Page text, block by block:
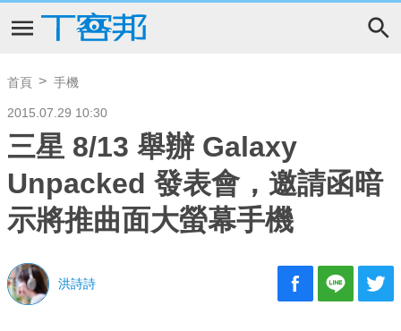
首頁 手機
2015.07.29 10:30
三星 8/13 舉辦 Galaxy
Unpacked 發表會，邀請函暗
示將推曲面大螢幕手機
洪詩詩